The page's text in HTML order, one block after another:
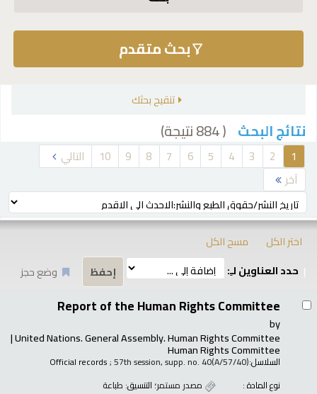
بحث متقدم
تنقيح بحثك
نتائج البحث ( 884 نتيجة)
1
2
3
4
5
6
7
8
9
10
التالي
آخر
ترتيب بواسطة:
اختر الكل
مسح الكل
حدد العناوين لـِ:
وضع حجز
Report of the Human Rights Committee
by
United Nations. General Assembly. Human Rights Committee
Human Rights Committee
السلاسل: Official records; 57th session, supp. no. 40(A/57/40)
نوع المادة :
مصدر مستمر؛ التنسيق: طباعة